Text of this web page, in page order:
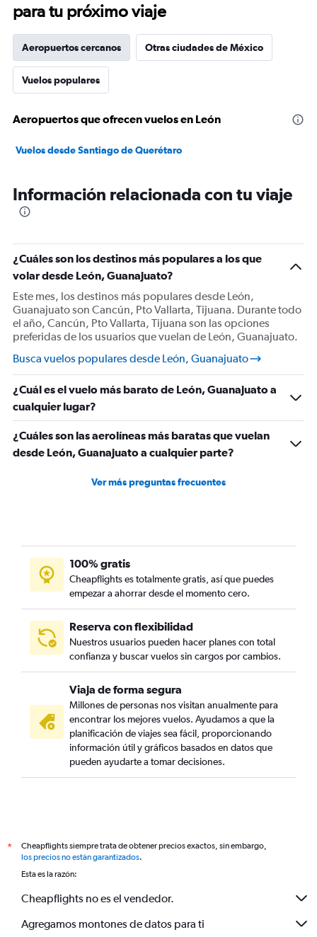
para tu próximo viaje
Aeropuertos cercanos Otras ciudades de México
Vuelos populares
Aeropuertos que ofrecen vuelos en León
Vuelos desde Santiago de Querétaro
Información relacionada con tu viaje
¿Cuáles son los destinos más populares a los que
volar desde León, Guanajuato?
Este mes, los destinos más populares desde León,
Guanajuato son Cancún, Pto Vallarta, Tijuana. Durante todo
el año, Cancún, Pto Vallarta, Tijuana son las opciones
preferidas de los usuarios que vuelan de León, Guanajuato.
Busca vuelos populares desde León, Guanajuato
¿Cuál es el vuelo más barato de León, Guanajuato a
cualquier lugar?
¿Cuáles son las aerolíneas más baratas que vuelan
desde León, Guanajuato a cualquier parte?
Ver más preguntas frecuentes
100% gratis
Cheapflights es totalmente gratis, así que puedes
empezar a ahorrar desde el momento cero.
Reserva con flexibilidad
Nuestros usuarios pueden hacer planes con total
confianza y buscar vuelos sin cargos por cambios.
Viaja de forma segura
Millones de personas nos visitan anualmente para
encontrar los mejores vuelos. Ayudamos a que la
planificación de viajes sea fácil, proporcionando
información útil y gráficos basados en datos que
pueden ayudarte a tomar decisiones.
*
Cheapflights siempre trata de obtener precios exactos, sin embargo,
los precios no están garantizados.
Esta es la razón:
Cheapflights no es el vendedor.
Agregamos montones de datos para ti